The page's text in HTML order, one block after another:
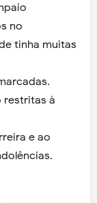
no
tinha muitas
restritas à
e ao